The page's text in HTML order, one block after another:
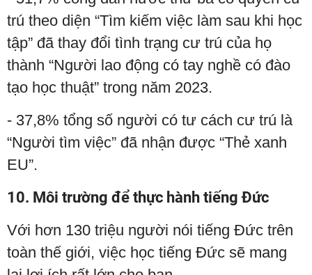
trú theo diện “Tìm kiếm việc làm sau khi học
tập” đã thay đổi tình trạng cư trú của họ
thành “Người lao động có tay nghề có đào
tạo học thuật” trong năm 2023.
- 37,8% tổng số người có tư cách cư trú là
“Người tìm việc” đã nhận được “Thẻ xanh
EU”.
10. Môi trường để thực hành tiếng Đức
Với hơn 130 triệu người nói tiếng Đức trên
toàn thế giới, việc học tiếng Đức sẽ mang